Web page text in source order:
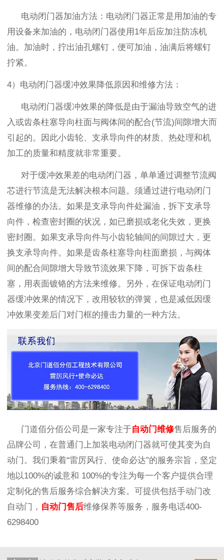
电动闭门器加油方法： 电动闭门器正常是用加油的专
用设备来加油的，电动闭门器使用 1年后应加注防冻机
油。加油时，拧出油孔螺钉，便可加油，油满后将螺钉
拧紧。
4）电动闭门器缓冲效果降低原因和维修方法：
电动闭门器缓冲效果的降低是由于漏油导致空气的进
入或齿条柱塞导向柱面与阀体间的配合(节流)间隙增大而
引起的。因此小齿轮、支承导向件的材质、热处理和机
加工的质量和精度就非常重要。
对于缓冲效果差的电动闭门器，单单通过调整节流阀
芯进行节流是无法解决根本问题。须通过进行电动闭门
器维修的办法。如果是支承导向件处漏油，拆下支承导
向件，检查密封圈的状况，如已磨损或老化失效，更换
密封圈。如果支承导向件与小齿轮轴间的间隙过大，更
换支承导向件。如果是齿条柱塞导向柱面磨损，与阀体
间的配合间隙增大导致节流效果下降，可拆下齿条柱
塞，用表面镀铬的方法来维修。另外，在保证电动闭门
器缓冲效果的情况下，改用较软的弹簧，也是减低因缓
冲效果变差后门对门框的撞击力量的一种方法。
门道佰分佰公司是一家专注于自动门维修售后服务的
品牌公司，在普通门上加装电动闭门器就可使其变为自
动门。 我们秉着“雷厉风行、使命必达”的服务宗旨，坚定
地以100%的诚意和 100%的专注为每一个客户提供合理
定制化的售后服务综合解决方案。可提供包括手动门改
自动门， 自动门售后维修保养等服务，服务电话400-
6298400